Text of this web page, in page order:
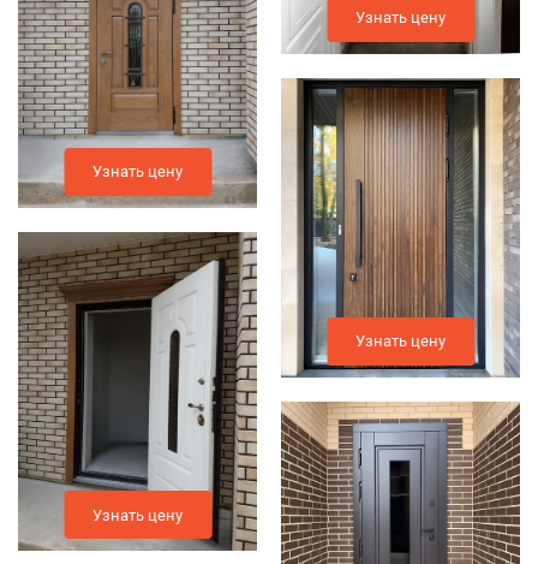
Узнать цену
Узнать цену
Узнать цену
Узнать цену